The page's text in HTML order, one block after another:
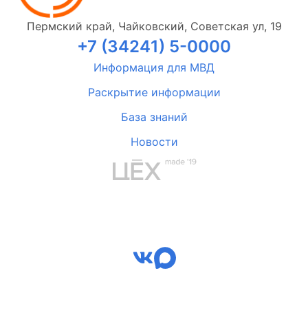
Пермский край, Чайковский, Советская ул, 19
+7 (34241) 5-0000
Информация для МВД
Раскрытие информации
База знаний
Новости